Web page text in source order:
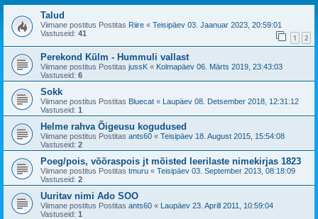
Talud
Viimane postitus Postitas Riire « Teisipäev 03. Jaanuar 2023, 20:59:01
Vastuseid: 41 1 2
Perekond Külm - Hummuli vallast
Viimane postitus Postitas jussK « Kolmapäev 06. Märts 2019, 23:43:03
Vastuseid: 6
Sokk
Viimane postitus Postitas Bluecat « Laupäev 08. Detsember 2018, 12:31:12
Vastuseid: 1
Helme rahva Õigeusu kogudused
Viimane postitus Postitas ants60 « Teisipäev 18. August 2015, 15:54:08
Vastuseid: 2
Poeg/pois, võõraspois jt mõisted leerilaste nimekirjas 1823
Viimane postitus Postitas tmuru « Teisipäev 03. September 2013, 08:18:09
Vastuseid: 2
Uuritav nimi Ado SOO
Viimane postitus Postitas ants60 « Laupäev 23. Aprill 2011, 10:59:04
Vastuseid: 1